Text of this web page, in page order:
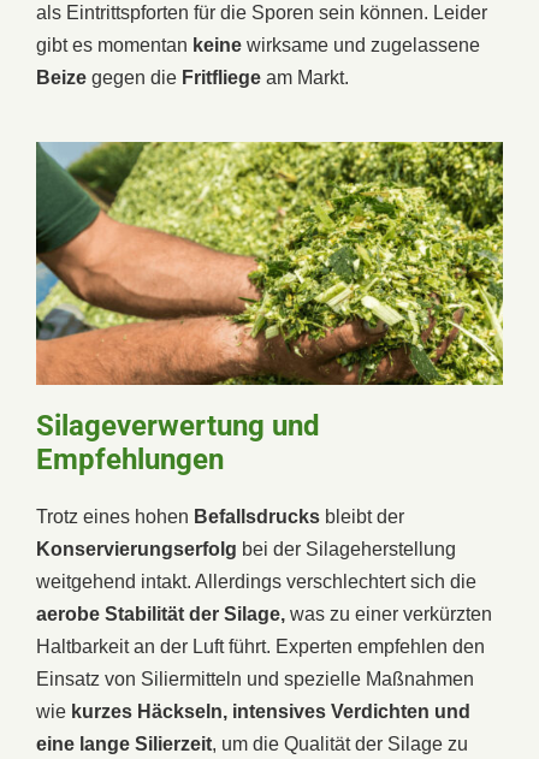
als Eintrittspforten für die Sporen sein können. Leider
gibt es momentan keine wirksame und zugelassene
Beize gegen die Fritfliege am Markt.
Silageverwertung und
Empfehlungen
Trotz eines hohen Befallsdrucks bleibt der
Konservierungserfolg bei der Silageherstellung
weitgehend intakt. Allerdings verschlechtert sich die
aerobe Stabilität der Silage, was zu einer verkürzten
Haltbarkeit an der Luft führt. Experten empfehlen den
Einsatz von Siliermitteln und spezielle Maßnahmen
wie kurzes Häckseln, intensives Verdichten und
eine lange Silierzeit, um die Qualität der Silage zu